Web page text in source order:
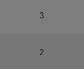
3
2